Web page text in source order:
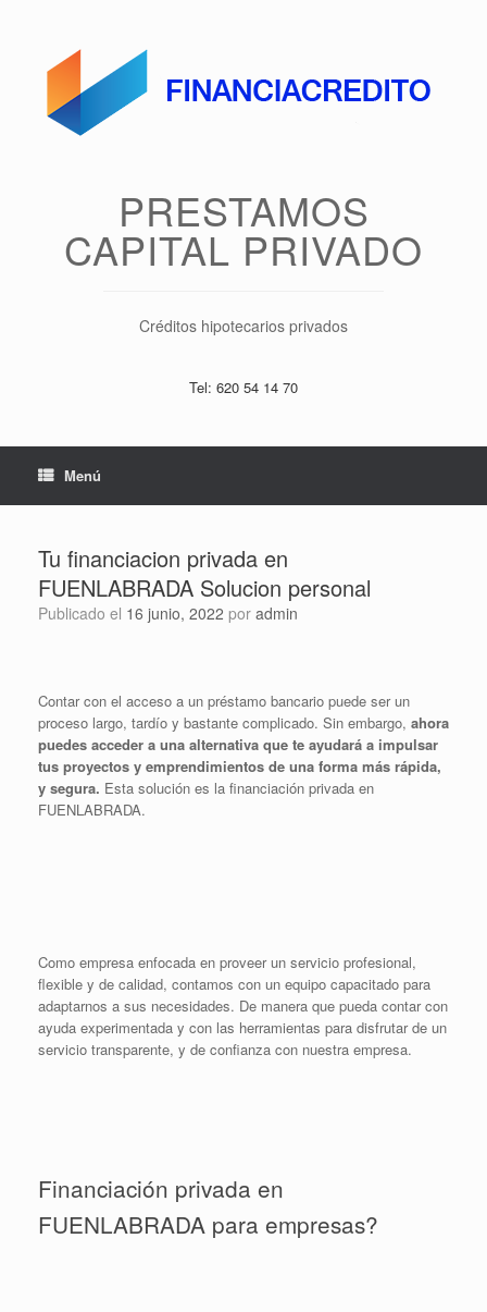
PRESTAMOS
CAPITAL PRIVADO
Créditos hipotecarios privados
Tel: 620 54 14 70
Menú
Tu financiacion privada en
FUENLABRADA Solucion personal
Publicado el 16 junio, 2022 por admin
Contar con el acceso a un préstamo bancario puede ser un
proceso largo, tardío y bastante complicado. Sin embargo, ahora
puedes acceder a una alternativa que te ayudará a impulsar
tus proyectos y emprendimientos de una forma más rápida,
y segura. Esta solución es la financiación privada en
FUENLABRADA.
Como empresa enfocada en proveer un servicio profesional,
flexible y de calidad, contamos con un equipo capacitado para
adaptarnos a sus necesidades. De manera que pueda contar con
ayuda experimentada y con las herramientas para disfrutar de un
servicio transparente, y de confianza con nuestra empresa.
Financiación privada en
FUENLABRADA para empresas?